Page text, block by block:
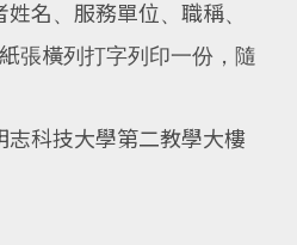
名、服務單位、職稱、
張橫列打字列印一份，隨
志科技大學第二教學大樓